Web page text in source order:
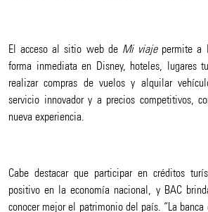
El acceso al sitio web de Mi viajepermite a
forma inmediata en Disney, hoteles, lugares
realizar compras de vuelos y alquilar
servicio innovador y a precios competitivos,
nueva experiencia.
Cabe destacar que participar en créditos
positivo en la economía nacional, y BAC
conocer mejor el patrimonio del país. “La